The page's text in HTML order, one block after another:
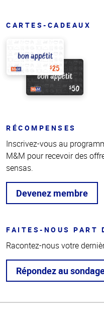
CARTES-CADEAUX
RÉCOMPENSES
Inscrivez-vous au
M&M pour recevoir des
sensas.
Devenez membre
FAITES-NOUS PART
Racontez-nous votre
Répondez au